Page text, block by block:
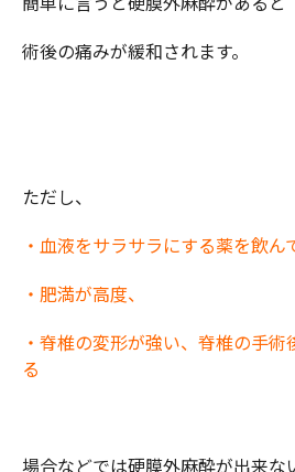
術後の痛みが緩和されます。
ただし、
・血液をサラサラにする薬を飲ん
・肥満が高度、
・脊椎の変形が強い、脊椎の手
る
場合などでは硬膜外麻酔が出来な